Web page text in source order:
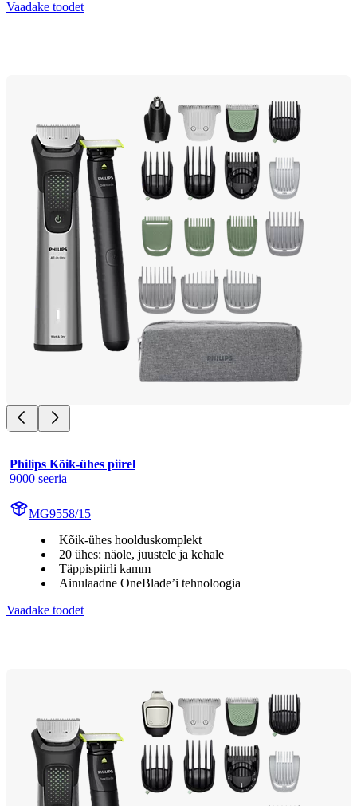
Vaadake toodet
Philips Kõik-ühes piirel
9000 seeria
MG9558/15
Kõik-ühes hoolduskomplekt
20 ühes: näole, juustele ja kehale
Täppispiirli kamm
Ainulaadne OneBlade’i tehnoloogia
Vaadake toodet